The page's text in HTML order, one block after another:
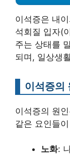
이석증은 내
석회질 입자(
주는 상태를
되며, 일상생
이석증의
이석증의 원
같은 요인들
노화: